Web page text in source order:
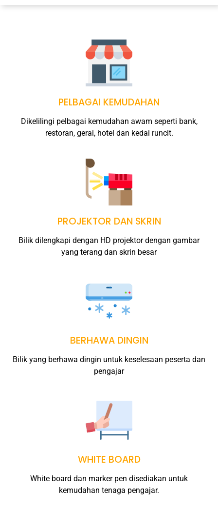
PELBAGAI KEMUDAHAN
Dikelilingi pelbagai kemudahan awam seperti bank,
restoran, gerai, hotel dan kedai runcit.
PROJEKTOR DAN SKRIN
Bilik dilengkapi dengan HD projektor dengan gambar
yang terang dan skrin besar
BERHAWA DINGIN
Bilik yang berhawa dingin untuk keselesaan peserta dan
pengajar
WHITE BOARD
White board dan marker pen disediakan untuk
kemudahan tenaga pengajar.